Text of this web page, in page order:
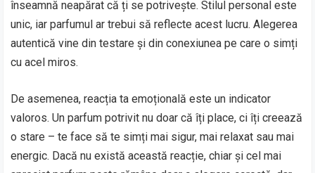
înseamnă neapărat că ți se potrivește. Stilul personal este
unic, iar parfumul ar trebui să reflecte acest lucru. Alegerea
autentică vine din testare și din conexiunea pe care o simți
cu acel miros.
De asemenea, reacția ta emoțională este un indicator
valoros. Un parfum potrivit nu doar că îți place, ci îți creează
o stare – te face să te simți mai sigur, mai relaxat sau mai
energic. Dacă nu există această reacție, chiar și cel mai